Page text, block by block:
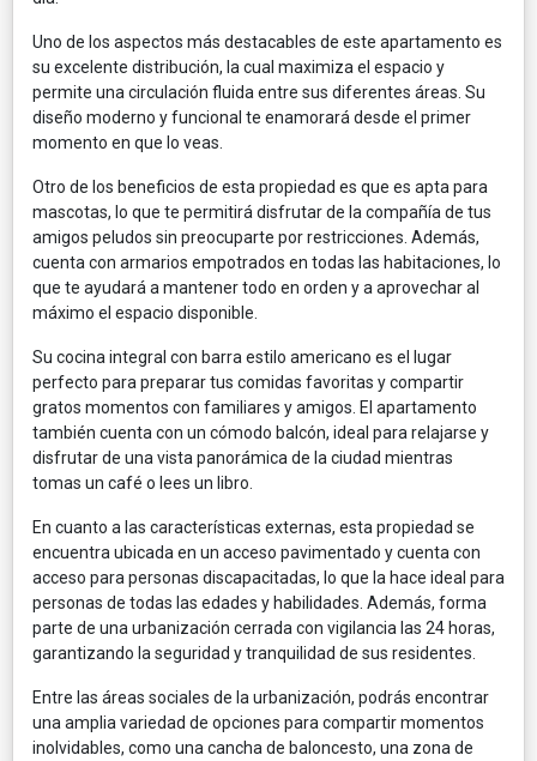
Uno de los aspectos más destacables de este apartamento es
su excelente distribución, la cual maximiza el espacio y
permite una circulación fluida entre sus diferentes áreas. Su
diseño moderno y funcional te enamorará desde el primer
momento en que lo veas.
Otro de los beneficios de esta propiedad es que es apta para
mascotas, lo que te permitirá disfrutar de la compañía de tus
amigos peludos sin preocuparte por restricciones. Además,
cuenta con armarios empotrados en todas las habitaciones, lo
que te ayudará a mantener todo en orden y a aprovechar al
máximo el espacio disponible.
Su cocina integral con barra estilo americano es el lugar
perfecto para preparar tus comidas favoritas y compartir
gratos momentos con familiares y amigos. El apartamento
también cuenta con un cómodo balcón, ideal para relajarse y
disfrutar de una vista panorámica de la ciudad mientras
tomas un café o lees un libro.
En cuanto a las características externas, esta propiedad se
encuentra ubicada en un acceso pavimentado y cuenta con
acceso para personas discapacitadas, lo que la hace ideal para
personas de todas las edades y habilidades. Además, forma
parte de una urbanización cerrada con vigilancia las 24 horas,
garantizando la seguridad y tranquilidad de sus residentes.
Entre las áreas sociales de la urbanización, podrás encontrar
una amplia variedad de opciones para compartir momentos
inolvidables, como una cancha de baloncesto, una zona de